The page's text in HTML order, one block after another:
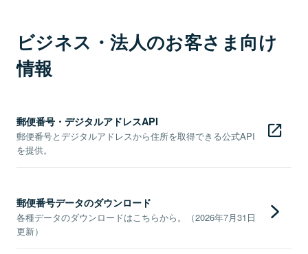
ビジネス・法人のお客さま向け
情報
郵便番号・デジタルアドレスAPI
郵便番号とデジタルアドレスから住所を取得できる公式API
を提供。
郵便番号データのダウンロード
各種データのダウンロードはこちらから。（2026年7月31日
更新）